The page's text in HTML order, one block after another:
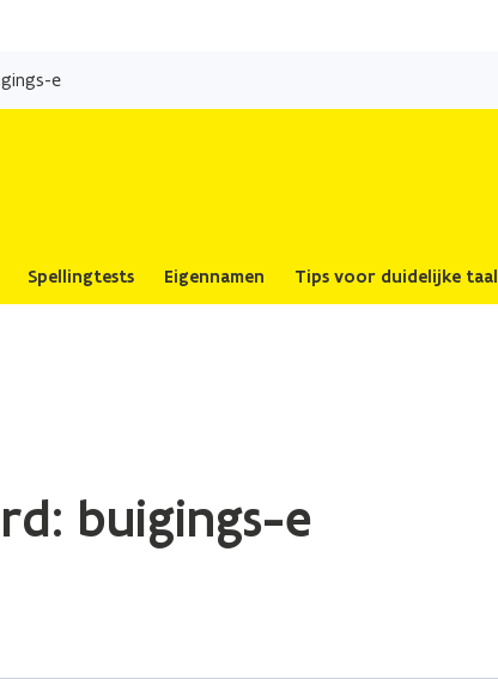
naar
e
Spellingtests Eigennamen Tips voor duidelijke taal
buigings-e